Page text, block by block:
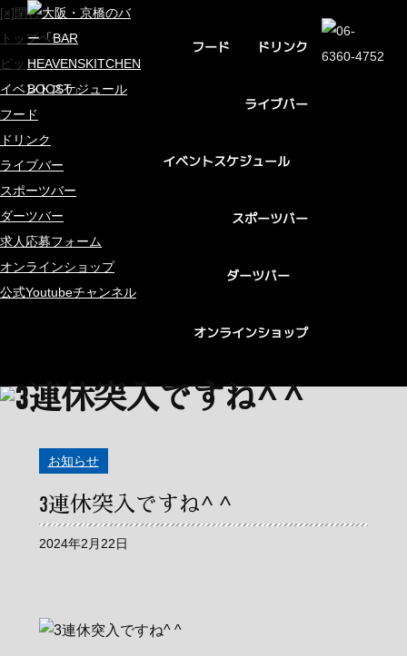
[×]閉じる
トップページ
ピックアップ
イベントスケジュール
フード
ドリンク
ライブバー
スポーツバー
ダーツバー
求人応募フォーム
オンラインショップ
公式Youtubeチャンネル
フード ドリンク
ライブバー
イベントスケジュール
スポーツバー
ダーツバー
オンラインショップ
お知らせ
3連休突入ですね^ ^
2024年2月22日